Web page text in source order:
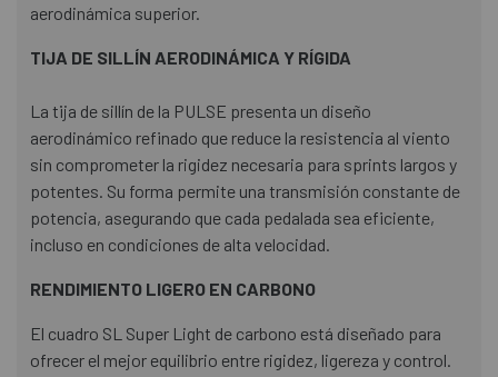
aerodinámica superior.
TIJA DE SILLÍN AERODINÁMICA Y RÍGIDA
La tija de sillín de la PULSE presenta un diseño
aerodinámico refinado que reduce la resistencia al viento
sin comprometer la rigidez necesaria para sprints largos y
potentes. Su forma permite una transmisión constante de
potencia, asegurando que cada pedalada sea eficiente,
incluso en condiciones de alta velocidad.
RENDIMIENTO LIGERO EN CARBONO
El cuadro SL Super Light de carbono está diseñado para
ofrecer el mejor equilibrio entre rigidez, ligereza y control.